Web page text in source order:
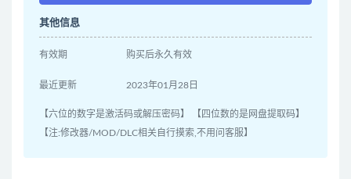
其他信息
有效期 购买后永久有效
最近更新 2023年01月28日
【六位的数字是激活码或解压密码】 【四位数的是网盘提取码】
【注:修改器/MOD/DLC相关自行摸索,不用问客服】